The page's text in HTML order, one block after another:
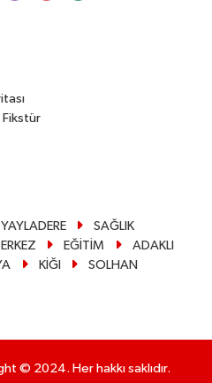
Fikstür
YAYLADERE
SAĞLIK
EĞİTİM
ADAKLI
KİĞI
SOLHAN
© 2024. Her hakkı saklıdır.